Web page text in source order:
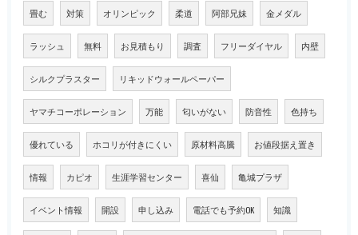
畳む 対策 オリンピック 柔道 阿部兄妹 金メダル
ラッシュ 無料 お見積もり 調査 フリーダイヤル 内壁
シルクプラスター リキッドウォールペーパー
ヤマチコーポレーション 万能 匂いがない 防音性 色持ち
優れている ホコリが付きにくい 原材料高騰 お値段据え置き
情報 カピオ 生涯学習センター 喜仙 亀城プラザ
イベント情報 開設 申し込み 電話でも予約OK 知識